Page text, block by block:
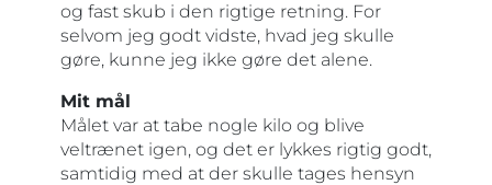
og fast skub i den rigtige retning. For
selvom jeg godt vidste, hvad jeg skulle
gøre, kunne jeg ikke gøre det alene.
Mit mål
Målet var at tabe nogle kilo og blive
veltrænet igen, og det er lykkes rigtig godt,
samtidig med at der skulle tages hensyn